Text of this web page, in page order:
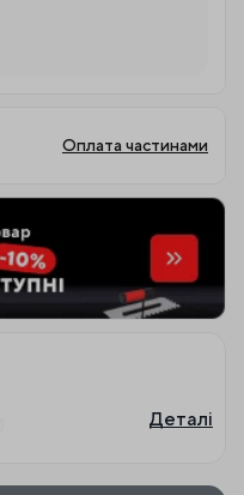
Оплата частинами
Деталі